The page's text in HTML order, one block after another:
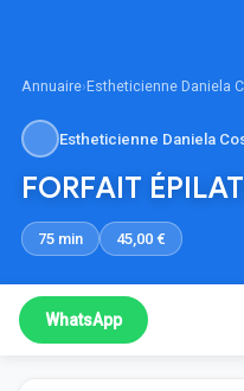
Annuaire›Estheticienne Daniela
Estheticienne Daniela
FORFAIT
75 min 45,00 €
WhatsApp